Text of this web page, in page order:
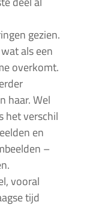
gezien.
als een
overkomt.
haar. Wel
het verschil
en
–
vooral
tijd